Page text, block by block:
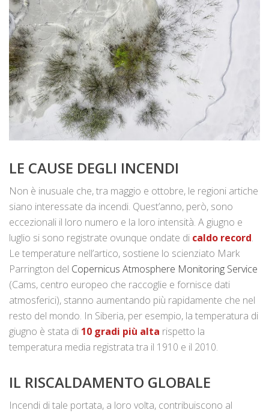
LE CAUSE DEGLI INCENDI
Non è inusuale che, tra maggio e ottobre, le regioni artiche
siano interessate da incendi. Quest’anno, però, sono
eccezionali il loro numero e la loro intensità. A giugno e
luglio si sono registrate ovunque ondate di caldo record.
Le temperature nell’artico, sostiene lo scienziato Mark
Parrington del Copernicus Atmosphere Monitoring Service
(Cams, centro europeo che raccoglie e fornisce dati
atmosferici), stanno aumentando più rapidamente che nel
resto del mondo. In Siberia, per esempio, la temperatura di
giugno è stata di 10 gradi più alta rispetto la
temperatura media registrata tra il 1910 e il 2010.
IL RISCALDAMENTO GLOBALE
Incendi di tale portata, a loro volta, contribuiscono al